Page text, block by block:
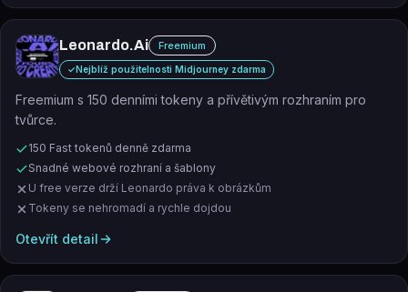
Leonardo.Ai Freemium
✓Nejblíž použitelnosti Midjourney zdarma
Freemium s 150 denními tokeny a přívětivým rozhraním pro
tvůrce.
150 Fast tokenů denně zdarma
Snadné webové rozhraní a šablony
U free verze drží Leonardo práva k obrázkům
Tokeny se nehromadí a rychle dojdou
Otevřít detail